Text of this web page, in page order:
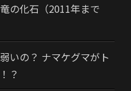
の化石（2011年まで
いの？ ナマケグマがト
？